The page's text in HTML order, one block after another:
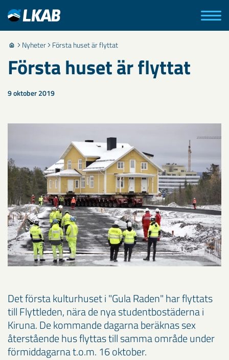
Nyheter Första huset är flyttat
Första huset är flyttat
9 oktober 2019
Det första kulturhuset i "Gula Raden" har flyttats
till Flyttleden, nära de nya studentbostäderna i
Kiruna. De kommande dagarna beräknas sex
återstående hus flyttas till samma område under
förmiddagarna t.o.m. 16 oktober.